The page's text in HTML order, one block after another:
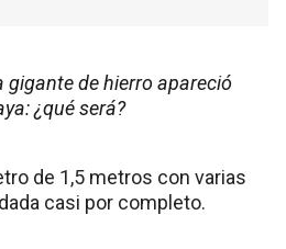
gigante de hierro apareció
¿qué será?
de 1,5 metros con varias
casi por completo.